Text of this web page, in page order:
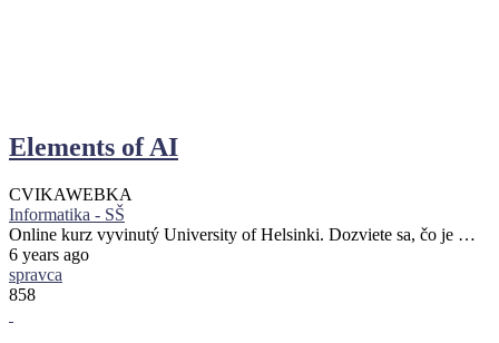
Elements of AI
CVIKAWEBKA
Informatika - SŠ
Online kurz vyvinutý University of Helsinki. Dozviete sa, čo je …
6 years ago
spravca
858